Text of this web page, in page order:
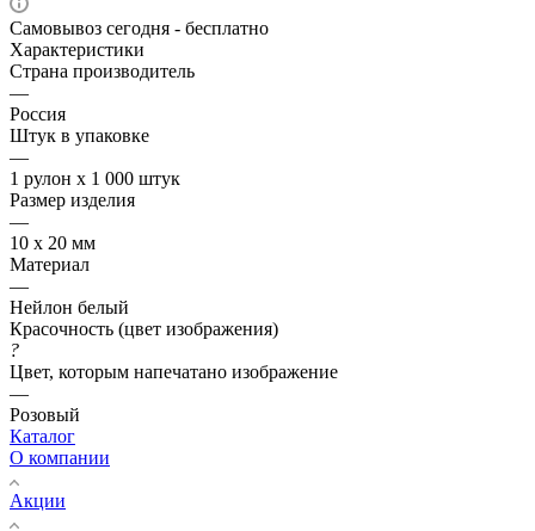
Самовывоз сегодня - бесплатно
Характеристики
Страна производитель
—
Россия
Штук в упаковке
—
1 рулон х 1 000 штук
Размер изделия
—
10 х 20 мм
Материал
—
Нейлон белый
Красочность (цвет изображения)
?
Цвет, которым напечатано изображение
—
Розовый
Каталог
О компании
Акции